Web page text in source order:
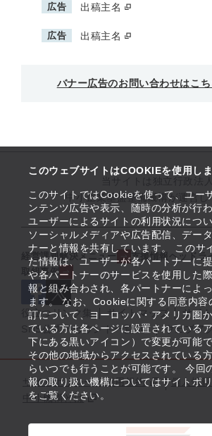
このウェブサイトはCOOKIEを使用し
このサイトではCookieを使って、ユー
ンテンツ広告や表示、随時の分析が行
ユーザーによるサイトの利用状況につ
ソーシャルメディアや広告配信、デー
ナーと情報を共有しています。 このサ
た情報は、ユーザーが各パートナーに
や各パートナーのサービスを使用した
報と組み合わされ、各パートナーによ
ます。 なお、Cookieに関する同意内容
訂について、ヨーロッパ・アメリカ圏
ている方は各ページに設置されている
下にある黒いアイコン）で変更が可能
その他の地域からアクセスされている
らいつでも行うことが可能です。 今回
報の取り扱い機構についてはサイトポ
をご覧ください。
広告 出稿主名
広告 出稿主名
バナー広告のお問い合わせはこち
中小企業基盤整備機構が運営し
経営課題解決メニュー 支援情報ヘッドラ
取組事例
役立つリンク集 サイトマップ
サイ
SNS公式アカウント一覧
ウェブア
サイトポリシー・利用規約
個人情
中小機構とは